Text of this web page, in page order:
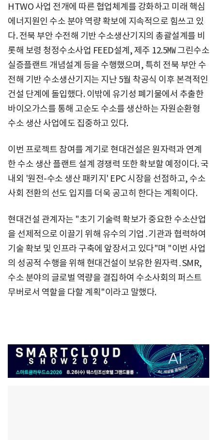
HTWO 사업 전개에 따른 협업체계를 강화하고 미래 핵심
에너지원인 수소 분야 역량 확보에 지속적으로 힘쓰고 있
다. 전북 부안 수전해 기반 수소생산기지의 총괄설계를 비
롯해 보령 청정수소사업 FEED설계, 제주 12.5㎿ 그린수소
실증플랜트 개념설계 등을 수행했으며, 특히 전북 부안 수
전해 기반 수소생산기지는 지난 5월 착공식 이후 본격적인
건설 단계에 돌입했다. 이밖에 유기성 폐기물에서 추출한
바이오가스를 통해 고순도 수소를 생산하는 자원순환형
수소 생산 사업에도 집중하고 있다.
이번 프로젝트 참여를 계기로 현대건설은 원자력과 연계
한 수소 생산 플랜트 설계 경쟁력 또한 확보할 예정이다. 국
내외 '원전-수소 생산 패키지' EPC 시장을 선점하고, 수소
사회 전환의 선도 입지를 더욱 공고히 한다는 계획이다.
현대건설 관계자는 "초기 기술력 확보가 중요한 수소산업
을 선제적으로 이끌기 위해 유수의 기업․기관과 협력하여
기술 확보 및 인프라 구축에 앞장서고 있다"며 "이번 사업
의 성공적 수행을 위해 현대건설이 보유한 원자력․SMR,
수소 분야의 글로벌 역량을 결집하여 수소사회의 퍼스트
무버로서 역할을 다할 계획"이라고 말했다.